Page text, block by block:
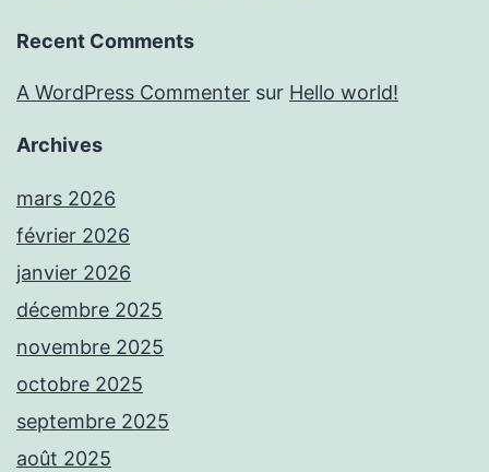
Recent Comments
A WordPress Commenter sur Hello world!
Archives
mars 2026
février 2026
janvier 2026
décembre 2025
novembre 2025
octobre 2025
septembre 2025
août 2025